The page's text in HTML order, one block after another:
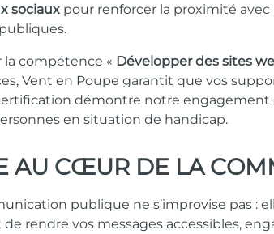
sociaux pour renforcer la proximité
compétence « Développer des sites
Vent en Poupe garantit que vos
démontre notre
en situation de handicap.
AU CŒUR DE LA
publique ne s’improvise pas :
rendre vos messages accessibles,